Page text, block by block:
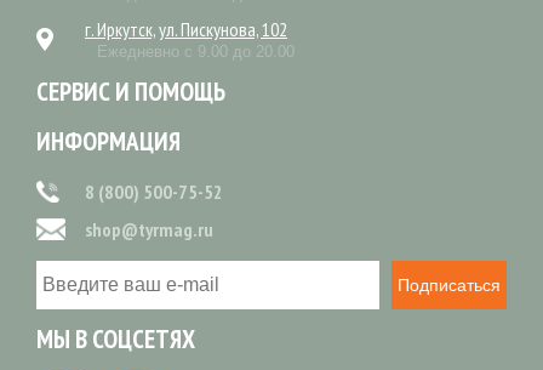
г. Иркутск, ул. Пискунова, 102
Ежедневно с 9.00 до 20.00
СЕРВИС И ПОМОЩЬ
ИНФОРМАЦИЯ
8 (800) 500-75-52
shop@tyrmag.ru
Подписаться
МЫ В СОЦСЕТЯХ